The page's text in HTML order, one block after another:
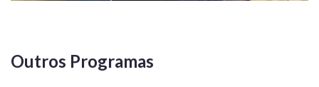
Outros Programas